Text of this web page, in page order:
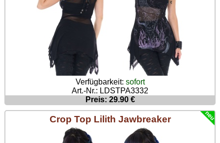
Verfügbarkeit: sofort
Art.-Nr.: LDSTPA3332
Preis: 29.90 €
Crop Top Lilith Jawbreaker